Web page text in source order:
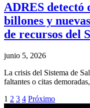
ADRES detectó
billones y
de recursos del
junio 5, 2026
La crisis del Sistema de
faltantes o citas
1 2 3 4 Próximo